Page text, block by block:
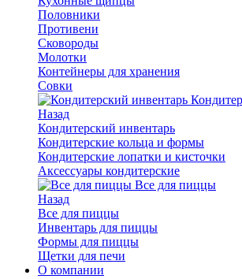
Половники
Противени
Сковороды
Молотки
Контейнеры для хранения
Совки
Назад
Кондитерский инвентарь
Кондитерские кольца и формы
Кондитерские лопатки и кисточки
Аксессуары кондитерские
Все для пиццы
Назад
Все для пиццы
Инвентарь для пиццы
Формы для пиццы
Щетки для печи
О компании